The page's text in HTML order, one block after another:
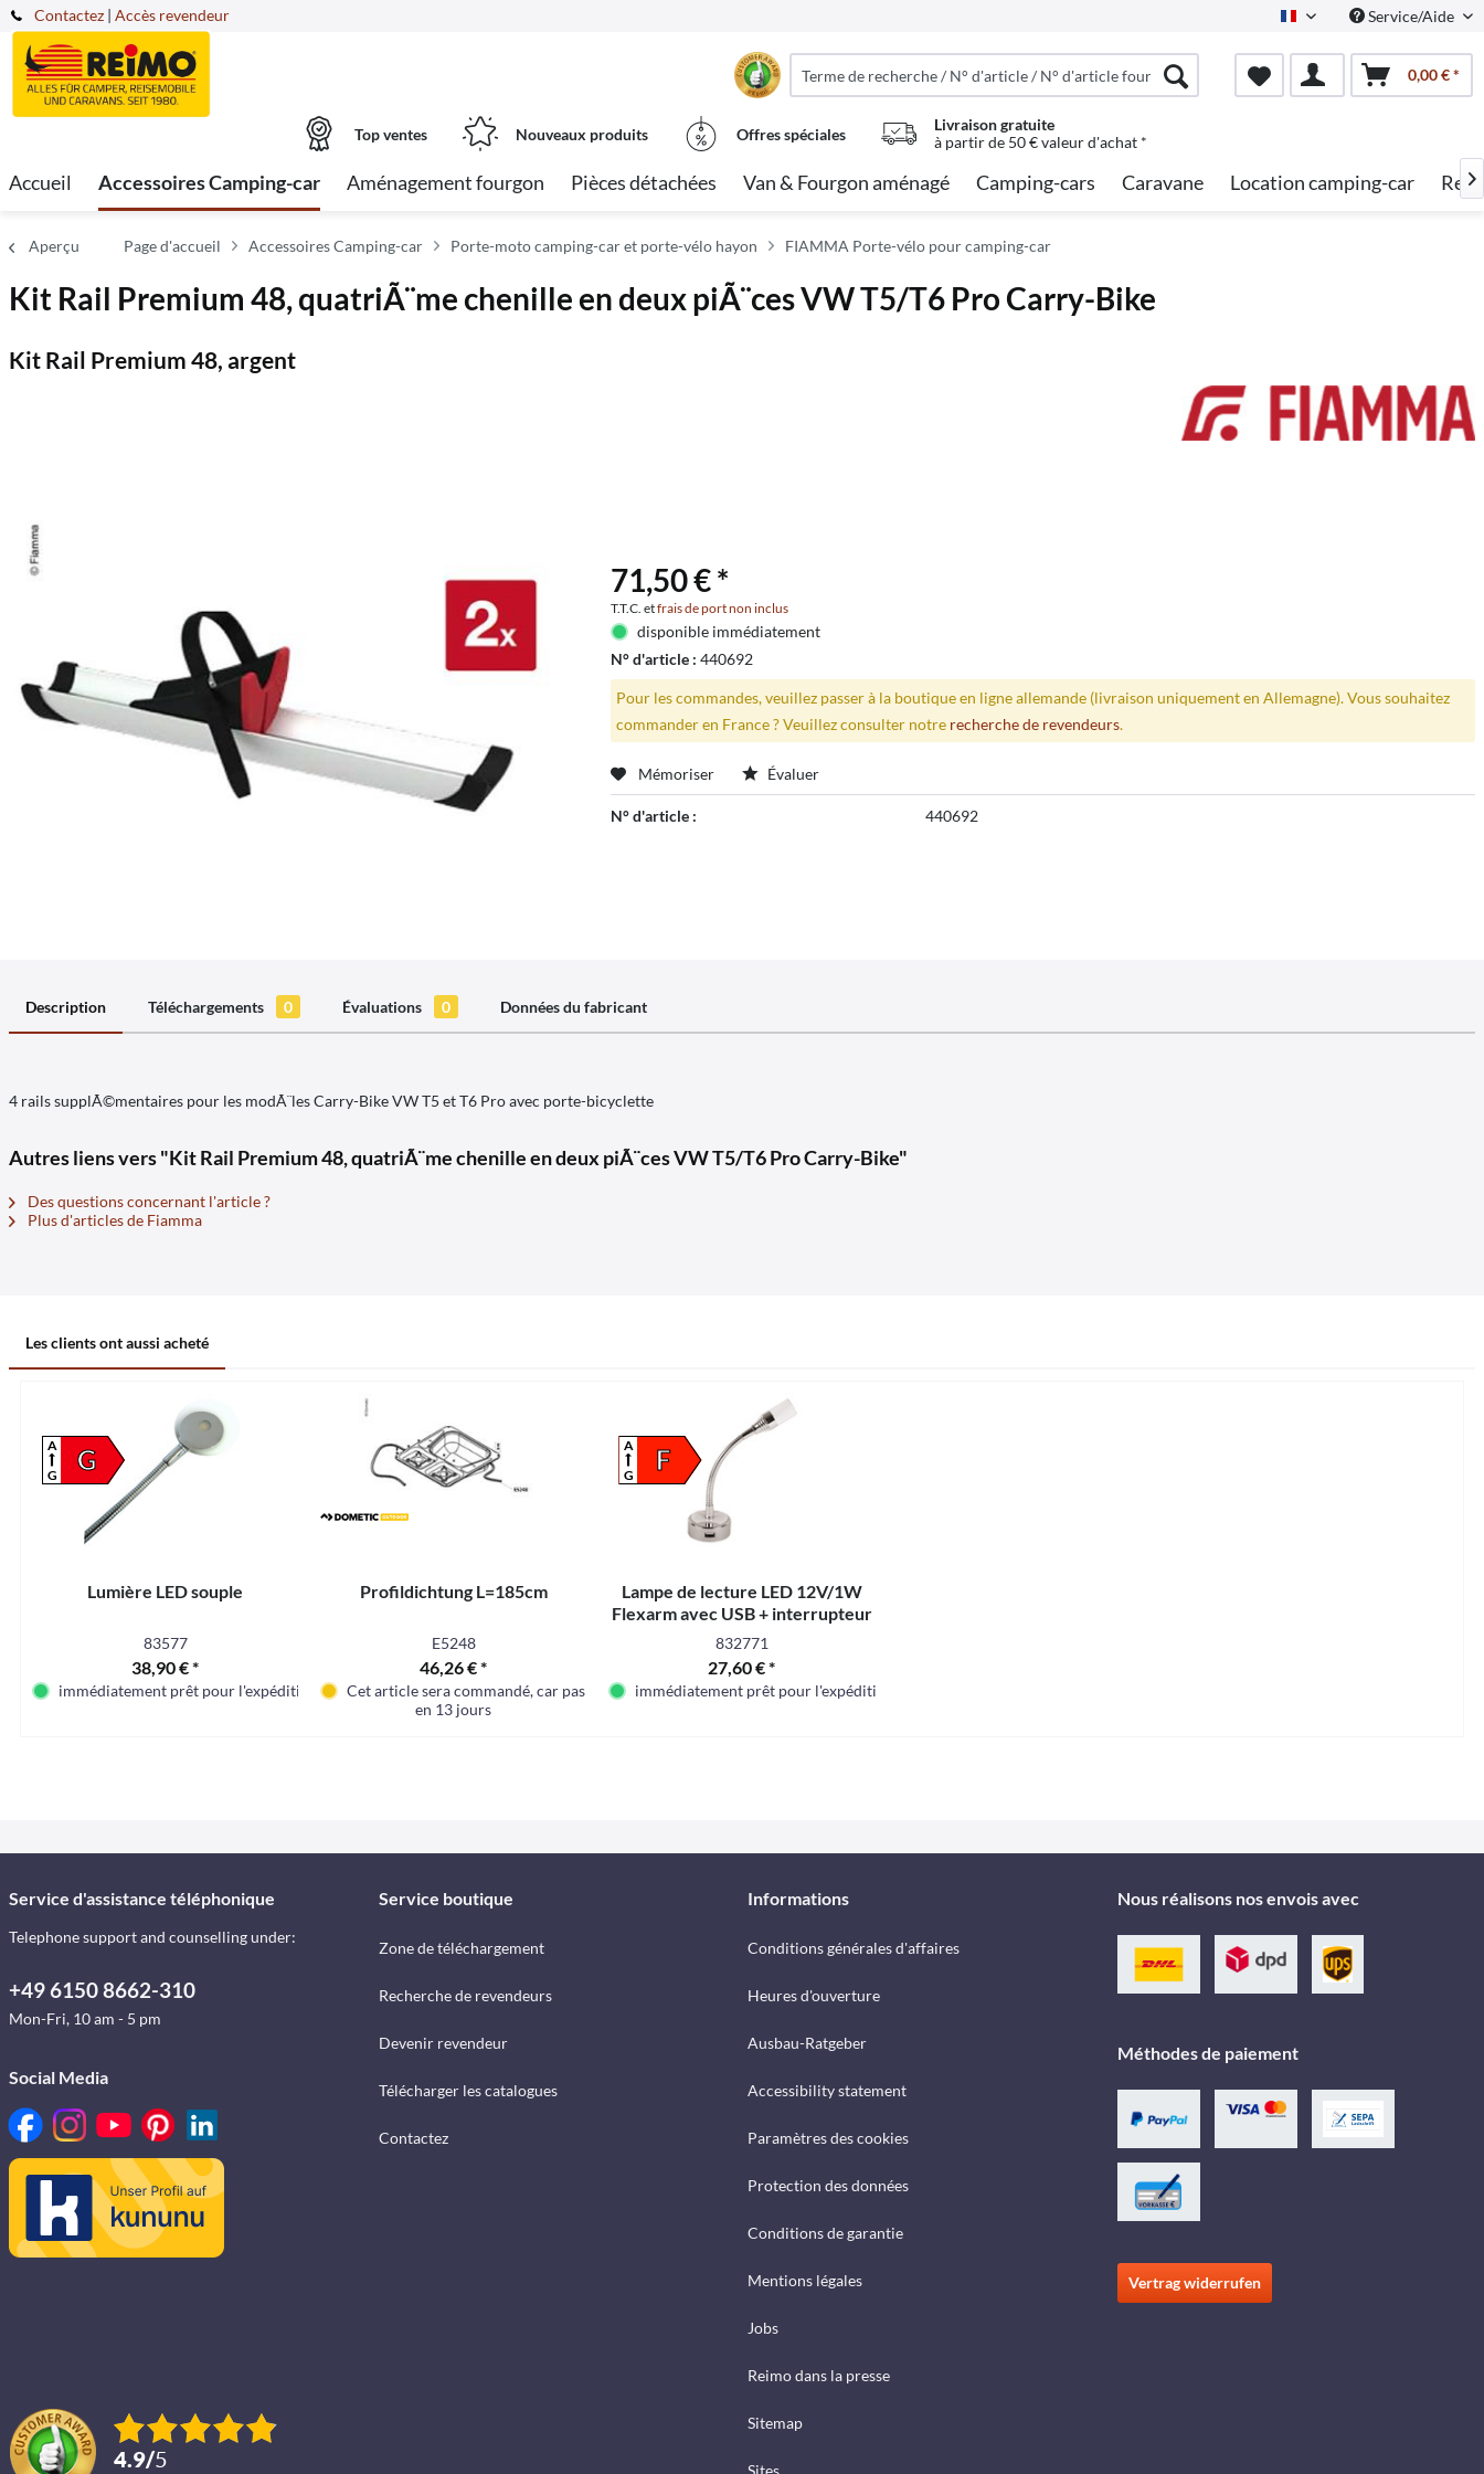
Contactez French Service/Aide
| Accès revendeur
0,00 € *
Top ventes Nouveaux produits Offres spéciales
Livraison gratuite
à partir de 50 € valeur d'achat *
Accueil Accessoires Camping-car Aménagement fourgon Pièces détachées Van & Fourgon aménagé Camping-cars Caravane Location camping-car 
Aperçu Page d'accueil Accessoires Camping-car Porte-moto camping-car et porte-vélo hayon FIAMMA Porte-vélo pour camping-car
Kit Rail Premium 48, quatriÃ¨me chenille en deux piÃ¨ces VW T5/T6 Pro Carry-Bike
Kit Rail Premium 48, argent
71,50 € *
T.T.C. etfrais de port non inclus
disponible immédiatement
N° d'article : 440692
Pour les commandes, veuillez passer à la boutique en ligne allemande (livraison uniquement en Allemagne). Vous souhaitez
commander en France ? Veuillez consulter notre recherche de revendeurs.
Mémoriser Évaluer
N° d'article : 440692
Description Téléchargements 0 Évaluations 0 Données du fabricant
4 rails supplÃ©mentaires pour les modÃ¨les Carry-Bike VW T5 et T6 Pro avec porte-bicyclette
Autres liens vers "Kit Rail Premium 48, quatriÃ¨me chenille en deux piÃ¨ces VW T5/T6 Pro Carry-Bike"
Des questions concernant l'article ?
Plus d'articles de Fiamma
Les clients ont aussi acheté
G
A
G
Lumière LED souple
83577
38,90 € *
immédiatement prêt pour l'expédition
Profildichtung L=185cm
E5248
46,26 € *
Cet article sera commandé, car pas en stock en ce moment
en 13 jours
F
A
G
Lampe de lecture LED 12V/1W
Flexarm avec USB + interrupteur
Ã bascule
832771
27,60 € *
immédiatement prêt pour l'expédition
Service d'assistance téléphonique
Telephone support and counselling under:
+49 6150 8662-310
Mon-Fri, 10 am - 5 pm
Social Media
4.9/5
Service boutique
Zone de téléchargement
Recherche de revendeurs
Devenir revendeur
Télécharger les catalogues
Contactez
Informations
Conditions générales d'affaires
Heures d'ouverture
Ausbau-Ratgeber
Accessibility statement
Paramètres des cookies
Protection des données
Conditions de garantie
Mentions légales
Jobs
Reimo dans la presse
Sitemap
Sites
Nous réalisons nos envois avec
Méthodes de paiement
Vertrag widerrufen